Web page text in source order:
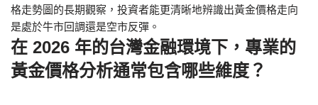
格走勢圖的長期觀察，投資者能更清晰地辨識出黃金價格走向
是處於牛市回調還是空市反彈。
在 2026 年的台灣金融環境下，專業的
黃金價格分析通常包含哪些維度？